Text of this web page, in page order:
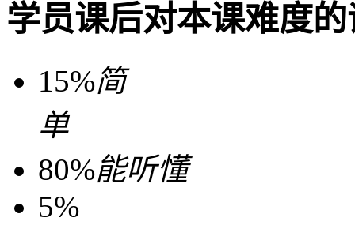
学员课后对本课难度
15%简
单
80%能听懂
5%